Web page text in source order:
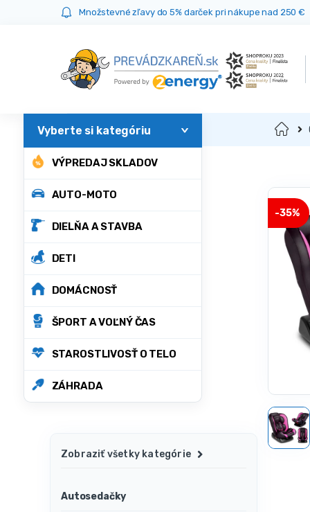
Množstevné zľavy do 5% darček pri nákupe nad 250 €
VÝPREDAJ SKLADOV
AUTO-MOTO
DIELŇA A STAVBA
DETI
DOMÁCNOSŤ
ŠPORT A VOĽNÝ ČAS
STAROSTLIVOSŤ O TELO
ZÁHRADA
Domov
-35%
Zobraziť všetky kategórie
Autosedačky